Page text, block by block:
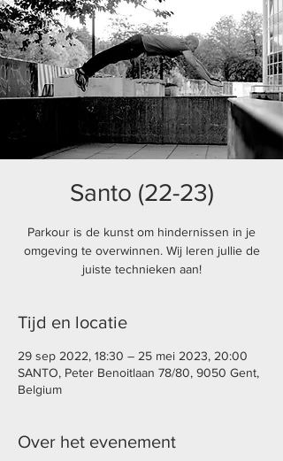
Santo (22-23)
Parkour is de kunst om hindernissen in je
omgeving te overwinnen. Wij leren jullie de
juiste technieken aan!
Tijd en locatie
29 sep 2022, 18:30 – 25 mei 2023, 20:00
SANTO, Peter Benoitlaan 78/80, 9050 Gent,
Belgium
Over het evenement